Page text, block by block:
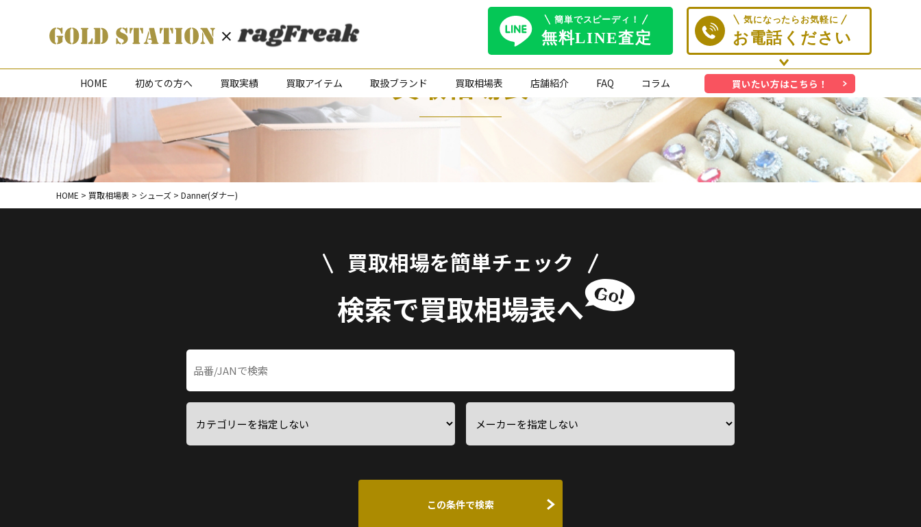
HOME 初めての方へ 買取実績 買取アイテム 取扱ブランド 買取相場表 店舗紹介 FAQ コラム 買いたい方はこちら！
買取相場表
HOME > 買取相場表 > シューズ > Danner(ダナー)
買取相場を簡単チェック
検索で買取相場表へ
この条件で検索